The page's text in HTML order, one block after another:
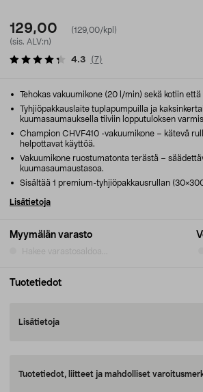
129,00
(129,00/kpl)
(sis. ALV:n)
4.3 (7)
Myymälän varasto
Hakee varastosaldoa...
Tehokas vakuumikone (20 l/min) sekä kotiin
Tyhjiöpakkauslaite tuplapumpuilla ja
kuumasaumauksella tiiviin lopputuloksen
Champion CHVF410 -vakuumikone – kätevä
helpottavat käyttöä.
Vakuumikone ruostumatonta terästä –
kuumasaumaustasoa.
Sisältää 1 premium-tyhjiöpakkausrullan
Lisätietoja
Tuotetiedot
Lisätietoja
Tuotetiedot, liitteet ja mahdolliset